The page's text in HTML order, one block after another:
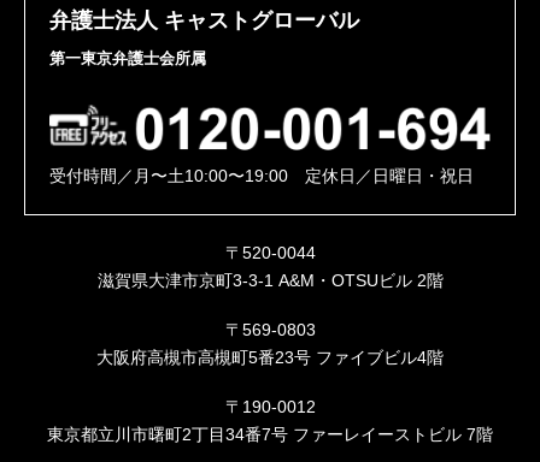
弁護士法人 キャストグローバル
第一東京弁護士会所属
受付時間／月〜土10:00〜19:00 定休日／日曜日・祝日
〒520-0044
滋賀県大津市京町3-3-1 A&M・OTSUビル 2階
〒569-0803
大阪府高槻市高槻町5番23号 ファイブビル4階
〒190-0012
東京都立川市曙町2丁目34番7号 ファーレイーストビル 7階